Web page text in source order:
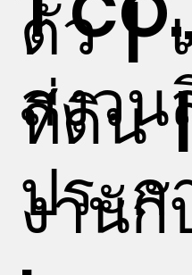
สงว
ประก
ตัว|
ที่ดิน
งานกั